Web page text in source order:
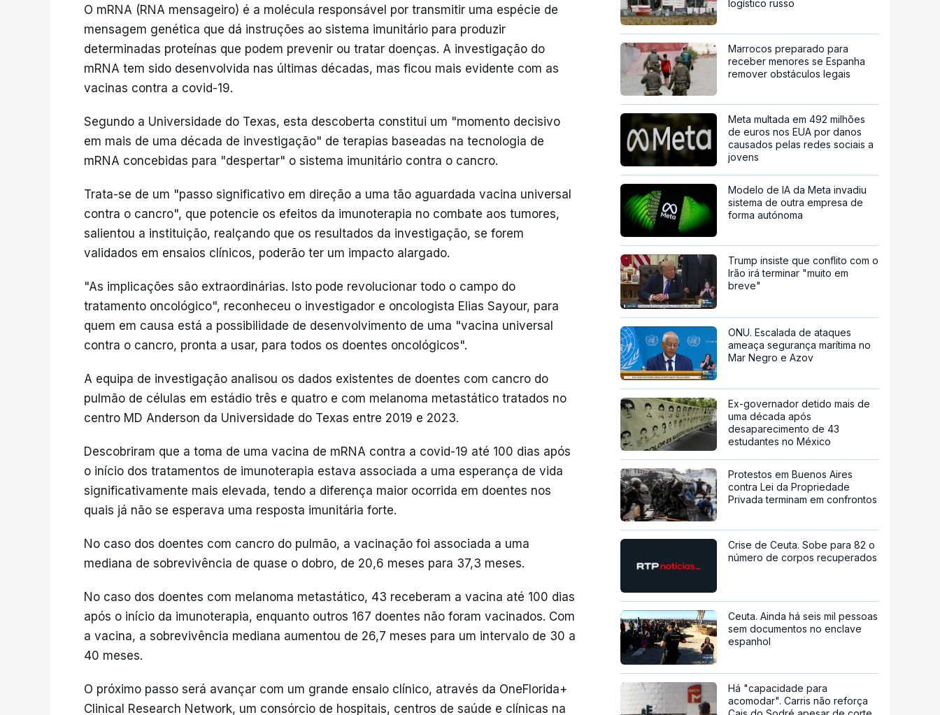
O mRNA (RNA mensageiro) é a molécula responsável por transmitir uma espécie de
mensagem genética que dá instruções ao sistema imunitário para produzir
determinadas proteínas que podem prevenir ou tratar doenças. A investigação do
mRNA tem sido desenvolvida nas últimas décadas, mas ficou mais evidente com as
vacinas contra a covid-19.
Segundo a Universidade do Texas, esta descoberta constitui um "momento decisivo
em mais de uma década de investigação" de terapias baseadas na tecnologia de
mRNA concebidas para "despertar" o sistema imunitário contra o cancro.
Trata-se de um "passo significativo em direção a uma tão aguardada vacina universal
contra o cancro", que potencie os efeitos da imunoterapia no combate aos tumores,
salientou a instituição, realçando que os resultados da investigação, se forem
validados em ensaios clínicos, poderão ter um impacto alargado.
"As implicações são extraordinárias. Isto pode revolucionar todo o campo do
tratamento oncológico", reconheceu o investigador e oncologista Elias Sayour, para
quem em causa está a possibilidade de desenvolvimento de uma "vacina universal
contra o cancro, pronta a usar, para todos os doentes oncológicos".
A equipa de investigação analisou os dados existentes de doentes com cancro do
pulmão de células em estádio três e quatro e com melanoma metastático tratados no
centro MD Anderson da Universidade do Texas entre 2019 e 2023.
Descobriram que a toma de uma vacina de mRNA contra a covid-19 até 100 dias após
o início dos tratamentos de imunoterapia estava associada a uma esperança de vida
significativamente mais elevada, tendo a diferença maior ocorrida em doentes nos
quais já não se esperava uma resposta imunitária forte.
No caso dos doentes com cancro do pulmão, a vacinação foi associada a uma
mediana de sobrevivência de quase o dobro, de 20,6 meses para 37,3 meses.
No caso dos doentes com melanoma metastático, 43 receberam a vacina até 100 dias
após o início da imunoterapia, enquanto outros 167 doentes não foram vacinados. Com
a vacina, a sobrevivência mediana aumentou de 26,7 meses para um intervalo de 30 a
40 meses.
O próximo passo será avançar com um grande ensaio clínico, através da OneFlorida+
Clinical Research Network, um consórcio de hospitais, centros de saúde e clínicas na
logístico russo
Marrocos preparado para
receber menores se Espanha
remover obstáculos legais
Meta multada em 492 milhões
de euros nos EUA por danos
causados pelas redes sociais a
jovens
Modelo de IA da Meta invadiu
sistema de outra empresa de
forma autónoma
Trump insiste que conflito com o
Irão irá terminar "muito em
breve"
ONU. Escalada de ataques
ameaça segurança marítima no
Mar Negro e Azov
Ex-governador detido mais de
uma década após
desaparecimento de 43
estudantes no México
Protestos em Buenos Aires
contra Lei da Propriedade
Privada terminam em confrontos
Crise de Ceuta. Sobe para 82 o
número de corpos recuperados
Ceuta. Ainda há seis mil pessoas
sem documentos no enclave
espanhol
Há "capacidade para
acomodar". Carris não reforça